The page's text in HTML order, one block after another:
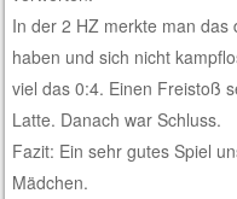
In der 2 HZ merkte man das
haben und sich nicht
viel das 0:4. Einen Freistoß
Latte. Danach war Schluss.
Fazit: Ein sehr gutes Spiel
Mädchen.